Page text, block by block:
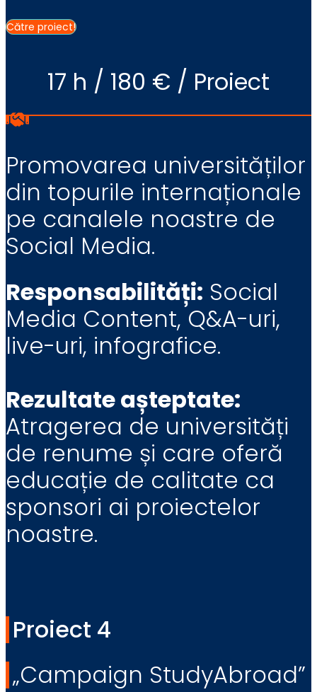
Către proiect!
17 h / 180 € / Proiect
Promovarea universităților
din topurile internaționale
pe canalele noastre de
Social Media.
Responsabilități: Social
Media Content, Q&A-uri,
live-uri, infografice.
Rezultate așteptate:
Atragerea de universități
de renume și care oferă
educație de calitate ca
sponsori ai proiectelor
noastre.
Proiect 4
„Campaign StudyAbroad”